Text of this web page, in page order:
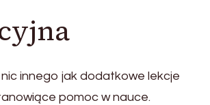
innego jak dodatkowe lekcje
pomoc w nauce.